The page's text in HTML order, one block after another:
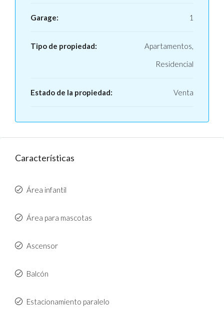
Garage: 1
Tipo de propiedad:
Apartamentos,
Residencial
Estado de la propiedad: Venta
Características
Área infantil
Área para mascotas
Ascensor
Balcón
Estacionamiento paralelo